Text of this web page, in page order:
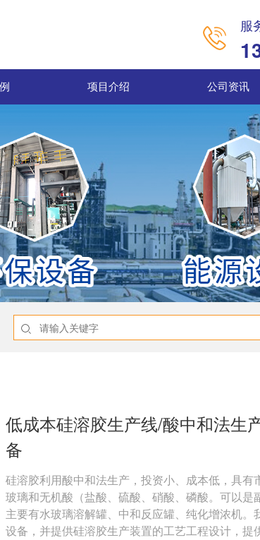
服
项目介绍 公司资讯
低成本硅溶胶生产线/酸中和法生
备
硅溶胶利用酸中和法生产，投资小、成本低，具有
玻璃和无机酸（盐酸、硫酸、硝酸、磷酸。可以是
主要有水玻璃溶解罐、中和反应罐、纯化增浓机。
设备，并提供硅溶胶生产装置的工艺工程设计，提